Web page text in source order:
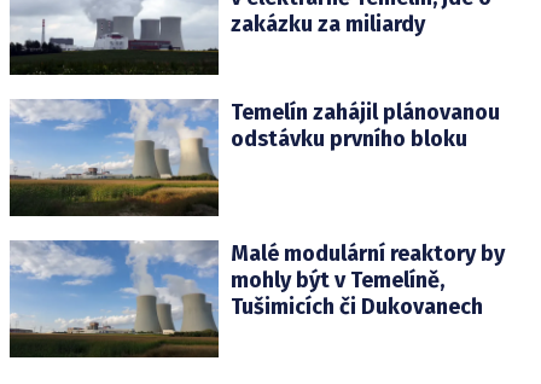
zakázku za miliardy
Temelín zahájil plánovanou
odstávku prvního bloku
Malé modulární reaktory by
mohly být v Temelíně,
Tušimicích či Dukovanech